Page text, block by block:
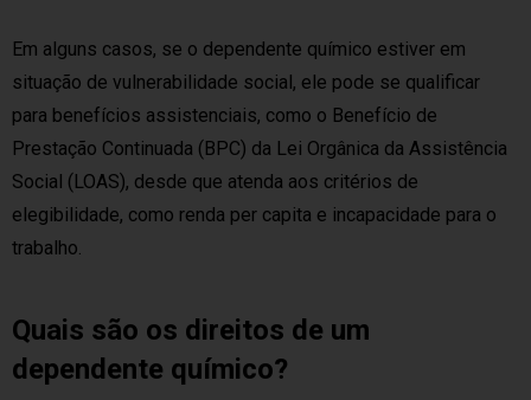
Em alguns casos, se o dependente químico estiver em
situação de vulnerabilidade social, ele pode se qualificar
para benefícios assistenciais, como o Benefício de
Prestação Continuada (BPC) da Lei Orgânica da Assistência
Social (LOAS), desde que atenda aos critérios de
elegibilidade, como renda per capita e incapacidade para o
trabalho.
Quais são os direitos de um
dependente químico?